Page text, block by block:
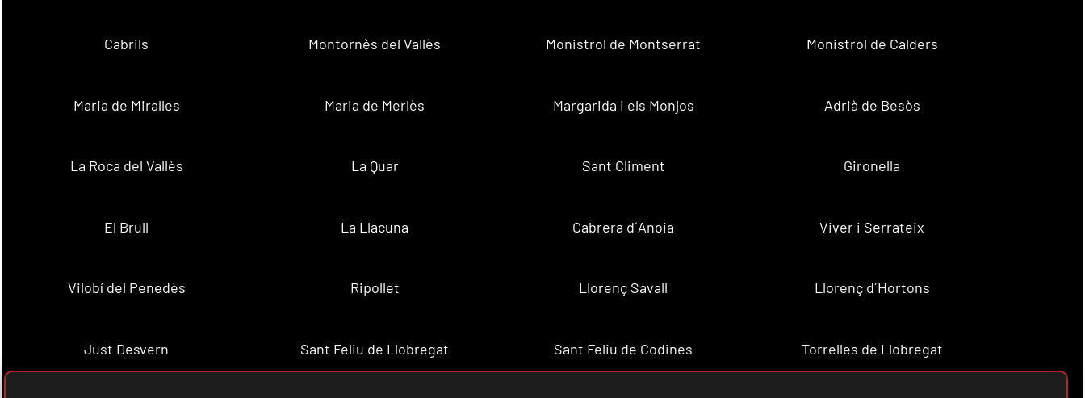
Cabrils Montornès del Vallès Monistrol de Montserrat Monistrol de Calders
Maria de Miralles Maria de Merlès Margarida i els Monjos Adrià de Besòs
La Roca del Vallès La Quar Sant Climent Gironella
El Brull La Llacuna Cabrera d´Anoia Viver i Serrateix
Vilobí del Penedès Ripollet Llorenç Savall Llorenç d´Hortons
Just Desvern Sant Feliu de Llobregat Sant Feliu de Codines Torrelles de Llobregat